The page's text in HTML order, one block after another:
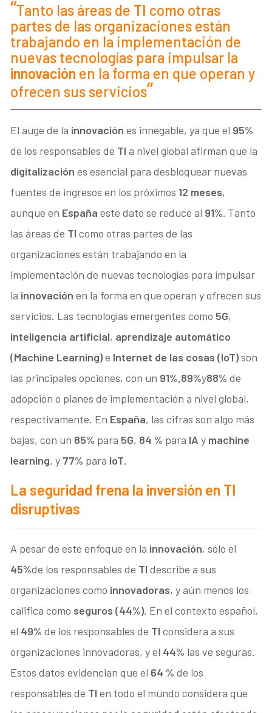
Tanto las áreas de TI como otras
partes de las organizaciones están
trabajando en la implementación de
nuevas tecnologías para impulsar la
innovación en la forma en que operan y
ofrecen sus servicios
El auge de la innovación es innegable, ya que el 95%
de los responsables de TI a nivel global afirman que la
digitalización es esencial para desbloquear nuevas
fuentes de ingresos en los próximos12 meses,
aunque en España este dato se reduce al 91%. Tanto
las áreas de TI como otras partes de las
organizaciones están trabajando en la
implementación de nuevas tecnologías para impulsar
la innovación en la forma en que operan y ofrecen sus
servicios. Las tecnologías emergentes como 5G,
inteligencia artificial, aprendizaje automático
(Machine Learning)e Internet de las cosas (IoT)son
las principales opciones, con un 91%,89%y88% de
adopción o planes de implementación a nivel global,
respectivamente. En España, las cifras son algo más
bajas, con un 85% para 5G, 84 % para IA y machine
learning, y 77% para IoT.
La seguridad frena la inversión en TI
disruptivas
A pesar de este enfoque en la innovación, solo el
45%de los responsables de TI describe a sus
organizaciones como innovadoras, y aún menos los
califica como seguros (44%). En el contexto español,
el 49% de los responsables de TI considera a sus
organizaciones innovadoras, y el 44% las ve seguras.
Estos datos evidencian que el 64 % de los
responsables de TI en todo el mundo considera que